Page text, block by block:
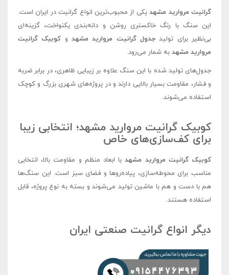
گرانیت مروارید مشهدیکی از محبوب‌ترین انواع گرانیت در ایران است.
این سنگ با رنگ خاکستری روشن و دانه‌بندی یکنواخت، گزینه‌ای
بی‌نظیر برای تولید جدول گرانیت مروارید مشهدو کوبیک گرانیت
مروارید مشهد به شمار می‌رود.
جدول‌های تولید شده با این سنگ علاوه بر زیبایی ظاهری، در برابر ضربه
و فشار، مقاومت بسیار بالایی دارند و در پروژه‌های شهری بزرگ و کوچک
استفاده می‌شوند.
کوبیک گرانیت مروارید مشهد؛ انتخابی زیبا
برای کف‌سازی‌های خاص
کوبیک گرانیت مروارید مشهدبا ابعاد منظم و مقاومت بالا، انتخابی
مناسب برای محوطه‌سازی، پیاده‌روها و فضای سبز است. این سنگ‌ها
هم با دست و هم با ماشین تولید می‌شوند و بسته به نوع پروژه، قابل
استفاده هستند.
دیگر انواع گرانیت‌ صنعتی ایران